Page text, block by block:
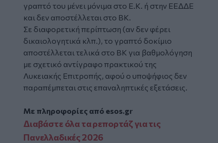
γραπτό του μένει μόνιμα στο Ε.Κ. ή στην ΕΕΔΔΕ
και δεν αποστέλλεται στο ΒΚ.
Σε διαφορετική περίπτωση (αν δεν φέρει
δικαιολογητικά κλπ.), το γραπτό δοκίμιο
αποστέλλεται τελικά στο ΒΚ για βαθμολόγηση
με σχετικό αντίγραφο πρακτικού της
Λυκειακής Επιτροπής, αφού ο υποψήφιος δεν
παραπέμπεται στις επαναληπτικές εξετάσεις.
Με πληροφορίες από esos.gr
Διαβάστε όλα τα ρεπορτάζ για τις
Πανελλαδικές 2026